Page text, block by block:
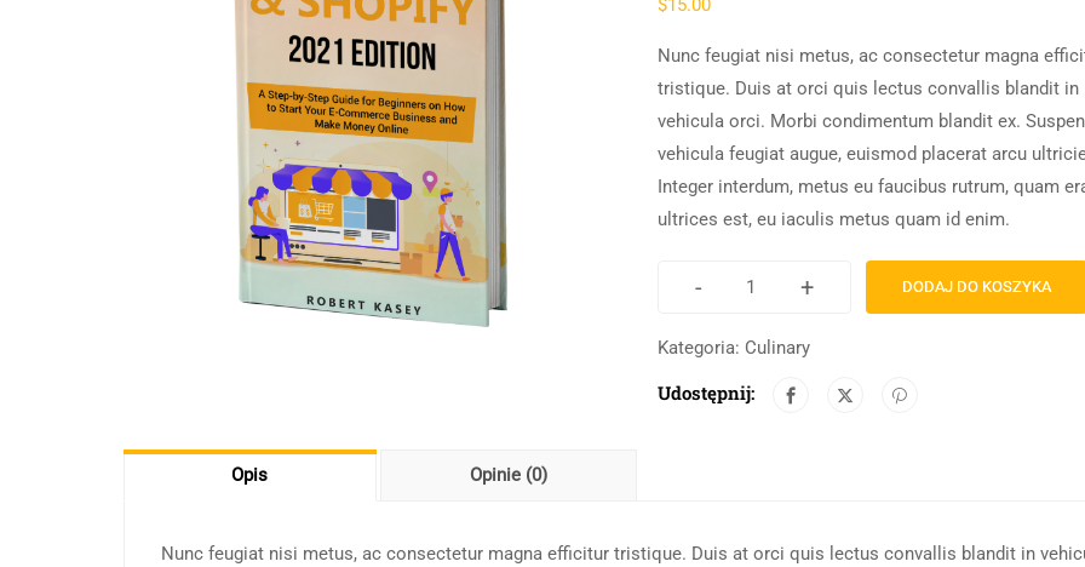
$15.00
Nunc feugiat nisi metus, ac consectetur magna
tristique. Duis at orci quis lectus convallis blandit in
vehicula orci. Morbi condimentum blandit ex.
vehicula feugiat augue, euismod placerat arcu
Integer interdum, metus eu faucibus rutrum, quam
ultrices est, eu iaculis metus quam id enim.
- + DODAJ DO KOSZYKA
Kategoria: Culinary
Udostępnij:
Opis Opinie (0)
Nunc feugiat nisi metus, ac consectetur magna efficitur tristique. Duis at orci quis lectus convallis blandit in